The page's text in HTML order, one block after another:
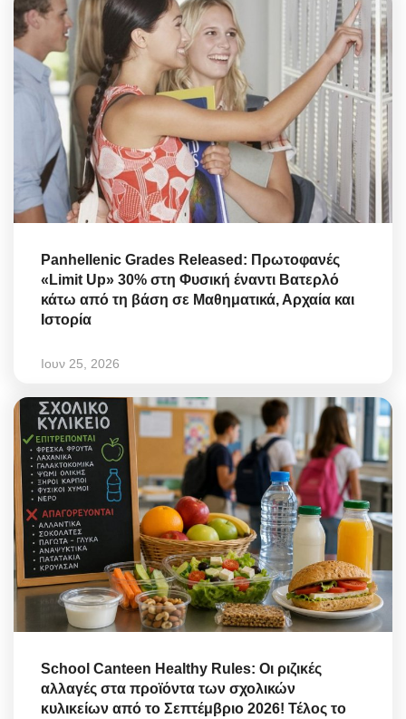
Panhellenic Grades Released: Πρωτοφανές
«Limit Up» 30% στη Φυσική έναντι Βατερλό
κάτω από τη βάση σε Μαθηματικά, Αρχαία και
Ιστορία
Ιουν 25, 2026
School Canteen Healthy Rules: Οι ριζικές
αλλαγές στα προϊόντα των σχολικών
κυλικείων από το Σεπτέμβριο 2026! Τέλος το